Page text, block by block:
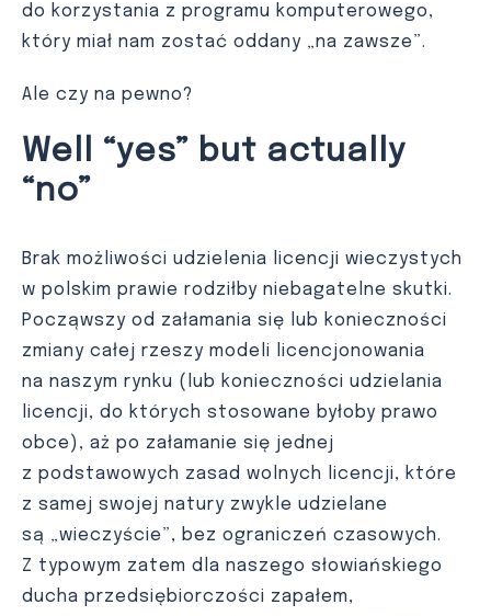
do korzystania z programu komputerowego,
który miał nam zostać oddany „na zawsze”.
Ale czy na pewno?
Well “yes” but actually
“no”
Brak możliwości udzielenia licencji wieczystych
w polskim prawie rodziłby niebagatelne skutki.
Począwszy od załamania się lub konieczności
zmiany całej rzeszy modeli licencjonowania
na naszym rynku (lub konieczności udzielania
licencji, do których stosowane byłoby prawo
obce), aż po załamanie się jednej
z podstawowych zasad wolnych licencji, które
z samej swojej natury zwykle udzielane
są „wieczyście”, bez ograniczeń czasowych.
Z typowym zatem dla naszego słowiańskiego
ducha przedsiębiorczości zapałem,